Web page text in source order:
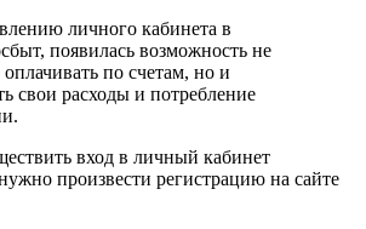
личного кабинета в
появилась возможность не
по счетам, но и
свои расходы и потребление
вход в личный кабинет
произвести регистрацию на сайте